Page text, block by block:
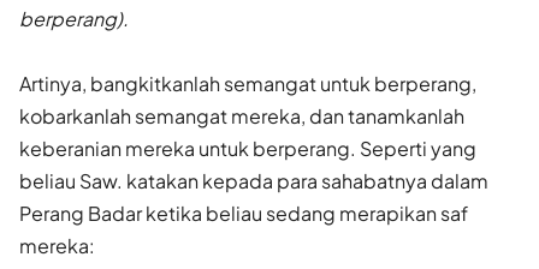
berperang).
Artinya, bangkitkanlah semangat untuk berperang,
kobarkanlah semangat mereka, dan tanamkanlah
keberanian mereka untuk berperang. Seperti yang
beliau Saw. katakan kepada para sahabatnya dalam
Perang Badar ketika beliau sedang merapikan saf
mereka: